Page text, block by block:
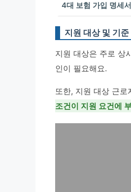
4대 보험 가입 명세서
지원 대상 및 기
지원 대상은 주로 상
인이 필요해요.
또한, 지원 대상 근
조건이 지원 요건에